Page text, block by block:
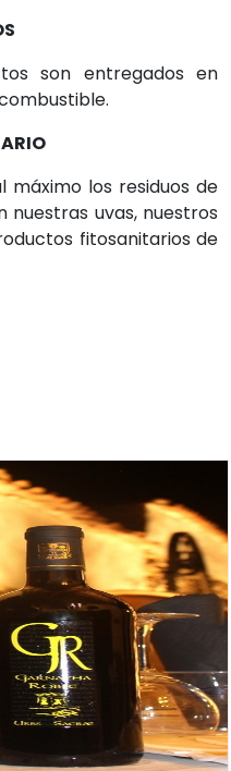
son entregados en
los residuos de
nuestras uvas, nuestros
fitosanitarios de